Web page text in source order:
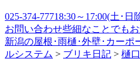
025-374-77718:30～17:00(土･日
お問い合わせ些細なことでも
新潟の屋根･雨樋･外壁･カーポ
ルシステム > ブリキ日記 > 樋口